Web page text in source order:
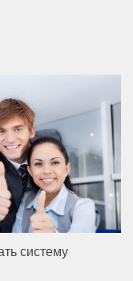
систему